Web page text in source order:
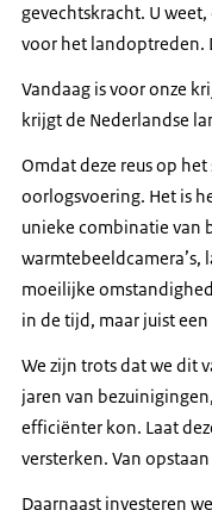
gevechtskracht. U
voor het landoptreden.
Vandaag is voor onze
krijgt de Nederlandse
Omdat deze reus op
oorlogsvoering. Het is
unieke combinatie van
warmtebeeldcamera’s,
moeilijke
in de tijd, maar juist
We zijn trots dat we dit
jaren van
efficiënter kon. Laat
versterken. Van
Daarnaast investeren